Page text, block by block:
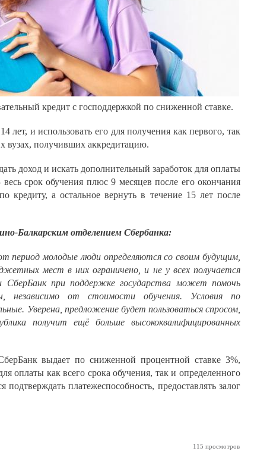
кредит с господдержкой по сниженной ставке.
лет, и использовать его для получения как первого, так
вузах, получивших аккредитацию.
доход и искать дополнительный заработок для оплаты
срок обучения плюс 9 месяцев после его окончания
кредиту, а остальное вернуть в течение 15 лет после
Балкарским отделением Сбербанка:
период молодые люди определяются со своим будущим,
мест в них ограничено, и не у всех получается
при поддержке государства может помочь
независимо от стоимости обучения. Условия по
Уверена, предложение будет пользоваться спросом,
получит ещё больше высококвалифицированных
выдает по сниженной процентной ставке 3%,
оплаты как всего срока обучения, так и определенного
платежеспособность, предоставлять залог
115 просмотров